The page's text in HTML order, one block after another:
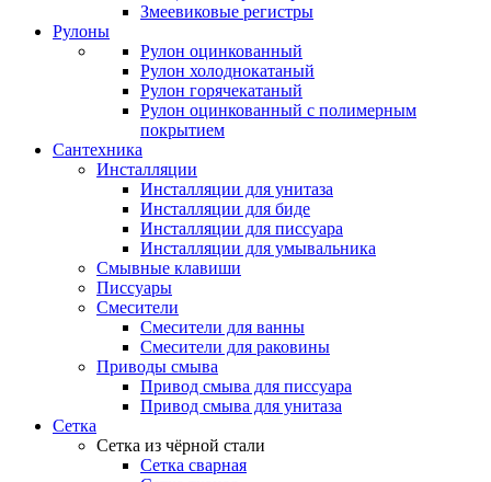
Змеевиковые регистры
Рулоны
Рулон оцинкованный
Рулон холоднокатаный
Рулон горячекатаный
Рулон оцинкованный с полимерным
покрытием
Сантехника
Инсталляции
Инсталляции для унитаза
Инсталляции для биде
Инсталляции для писсуара
Инсталляции для умывальника
Смывные клавиши
Писсуары
Смесители
Смесители для ванны
Смесители для раковины
Приводы смыва
Привод смыва для писсуара
Привод смыва для унитаза
Сетка
Сетка из чёрной стали
Сетка сварная